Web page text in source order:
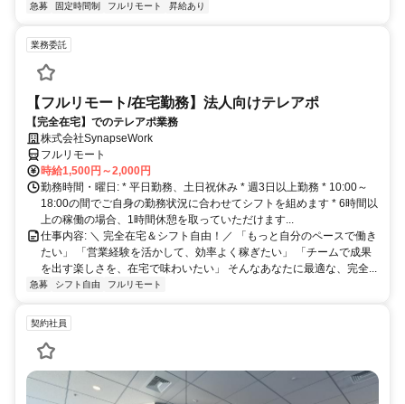
急募 固定時間制 フルリモート 昇給あり
業務委託
【フルリモート/在宅勤務】法人向けテレアポ
【完全在宅】でのテレアポ業務
株式会社SynapseWork
フルリモート
時給1,500円～2,000円
勤務時間・曜日: * 平日勤務、土日祝休み * 週3日以上勤務 * 10:00～
18:00の間でご自身の勤務状況に合わせてシフトを組めます * 6時間以
上の稼働の場合、1時間休憩を取っていただけます...
仕事内容: ＼ 完全在宅＆シフト自由！／ 「もっと自分のペースで働き
たい」 「営業経験を活かして、効率よく稼ぎたい」 「チームで成果
を出す楽しさを、在宅で味わいたい」 そんなあなたに最適な、完全...
急募 シフト自由 フルリモート
契約社員